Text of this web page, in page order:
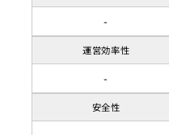
駐車場
建ぺい率
-
運営効率性
-
安全性